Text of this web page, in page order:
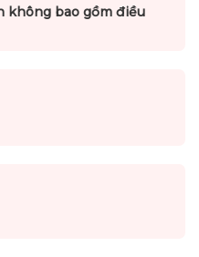
không bao gồm điều